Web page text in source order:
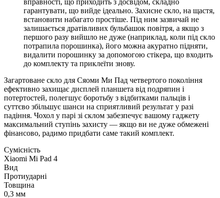
гарантувати, що вийде ідеально. Захисне скло, на щастя,
встановити набагато простіше. Під ним зазвичай не
залишається дратівливих бульбашок повітря, а якщо з
першого разу вийшло не дуже (наприклад, коли під скло
потрапила порошинка), його можна акуратно підняти,
видалити порошинку за допомогою стікера, що входить
до комплекту та приклеїти знову.
Загартоване скло для Сяоми Ми Пад четвертого покоління
ефективно захищає дисплей планшета від подряпин і
потертостей, полегшує боротьбу з відбитками пальців і
суттєво збільшує шанси на сприятливий результат у разі
падіння. Чохол у парі зі склом забезпечує вашому гаджету
максимальний ступінь захисту — якщо ви не дуже обмежені
фінансово, радимо придбати саме такий комплект.
Сумісність
Xiaomi Mi Pad 4
Вид
Протиударні
Товщина
0,3 мм